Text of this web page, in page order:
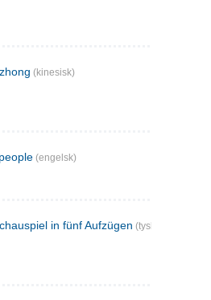
(kinesisk)
(engelsk)
in fünf Aufzügen (tysk)